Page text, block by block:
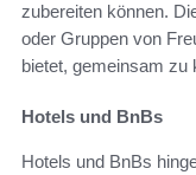
zubereiten können.
oder Gruppen von
bietet, gemeinsam zu
Hotels und BnBs
Hotels und BnBs